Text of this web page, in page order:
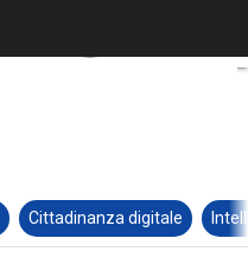
Cittadinanza digitale